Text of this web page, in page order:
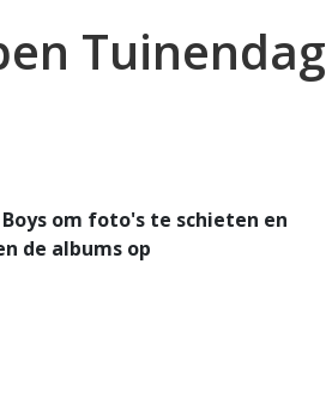
Tuinendag
om foto's te schieten en
de albums op